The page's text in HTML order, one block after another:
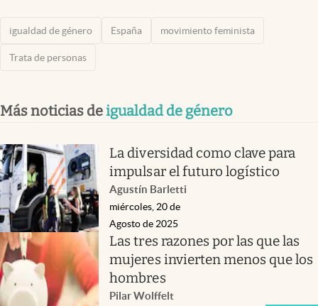
igualdad de género España movimiento feminista
Trata de personas
Más noticias deigualdad de género
La diversidad como clave para
impulsar el futuro logístico
Agustín Barletti
miércoles, 20 de
Agosto de 2025
Las tres razones por las que las
mujeres invierten menos que los
hombres
Pilar Wolffelt